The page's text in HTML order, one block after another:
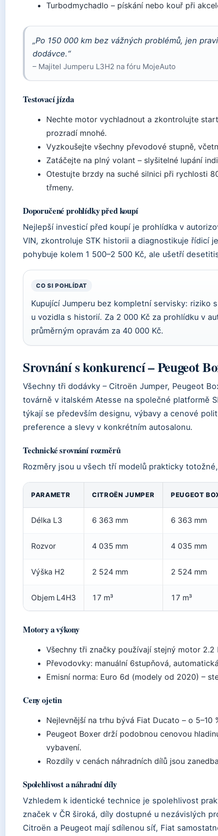
Turbodmychadlo – pískání nebo kouř při
„Po 150 000 km bez vážných problémů, jen
dodávce.“
– Majitel Jumperu L3H2 na fóru MojeAuto
Testovací jízda
Nechte motor vychladnout a zkontrolujte
prozradí mnohé.
Vyzkoušejte všechny převodové stupně,
Zatáčejte na plný volant – slyšitelné lupání
Otestujte brzdy na suché silnici při rychlosti
třmeny.
Doporučené prohlídky před koupí
Nejlepší investicí před koupí je prohlídka v
VIN, zkontroluje STK historii a diagnostikuje řídicí
pohybuje kolem 1 500–2 500 Kč, ale ušetří
CO SI POHLÍDAT
Kupující Jumperu bez kompletní servisky: riziko
u vozidla s historií. Za 2 000 Kč za prohlídku v
průměrným opravám za 40 000 Kč.
Srovnání s konkurencí – Peugeot
Všechny tři dodávky – Citroën Jumper, Peugeot
továrně v italském Atesse na společné platformě
týkají se především designu, výbavy a cenové
preference a slevy v konkrétním autosalonu.
Technické srovnání rozměrů
Rozměry jsou u všech tří modelů prakticky
PARAMETR CITROËN JUMPER PEUGEOT
Délka L3 6 363 mm 6 363 mm
Rozvor 4 035 mm 4 035 mm
Výška H2 2 524 mm 2 524 mm
Objem L4H3 17 m³ 17 m³
Motory a výkony
Všechny tři značky používají stejný motor
Převodovky: manuální 6stupňová,
Emisní norma: Euro 6d (modely od 2020) –
Ceny ojetin
Nejlevnější na trhu bývá Fiat Ducato – o
Peugeot Boxer drží podobnou cenovou
vybavení.
Rozdíly v cenách náhradních dílů jsou
Spolehlivost a náhradní díly
Vzhledem k identické technice je spolehlivost
značek v ČR široká, díly dostupné u nezávislých
Citroën a Peugeot mají sdílenou síť, Fiat